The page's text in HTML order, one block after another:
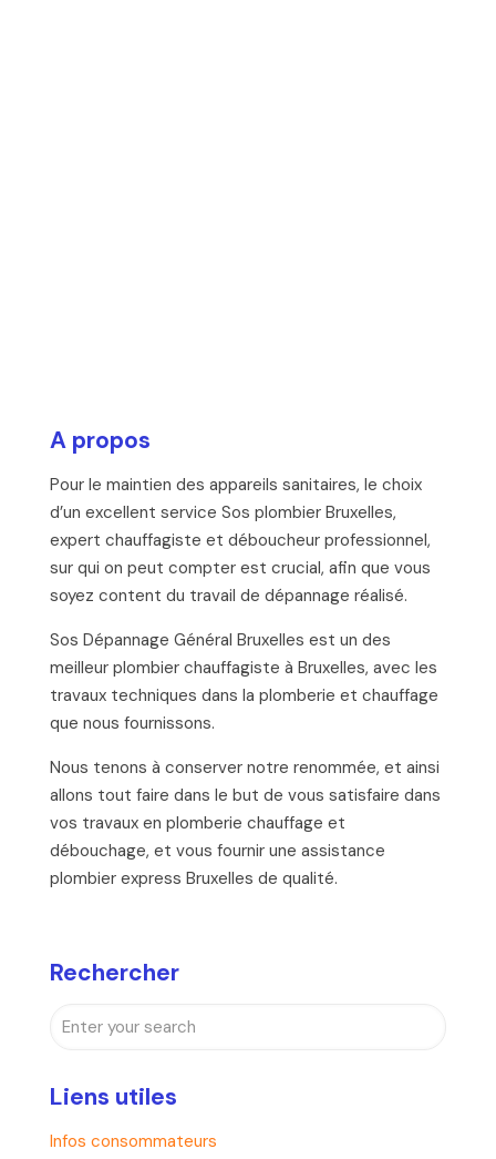
A propos
Pour le maintien des appareils sanitaires, le choix
d’un excellent service Sos plombier Bruxelles,
expert chauffagiste et déboucheur professionnel,
sur qui on peut compter est crucial, afin que vous
soyez content du travail de dépannage réalisé.
Sos Dépannage Général Bruxelles est un des
meilleur plombier chauffagiste à Bruxelles, avec les
travaux techniques dans la plomberie et chauffage
que nous fournissons.
Nous tenons à conserver notre renommée, et ainsi
allons tout faire dans le but de vous satisfaire dans
vos travaux en plomberie chauffage et
débouchage, et vous fournir une assistance
plombier express Bruxelles de qualité.
Rechercher
Liens utiles
Infos consommateurs